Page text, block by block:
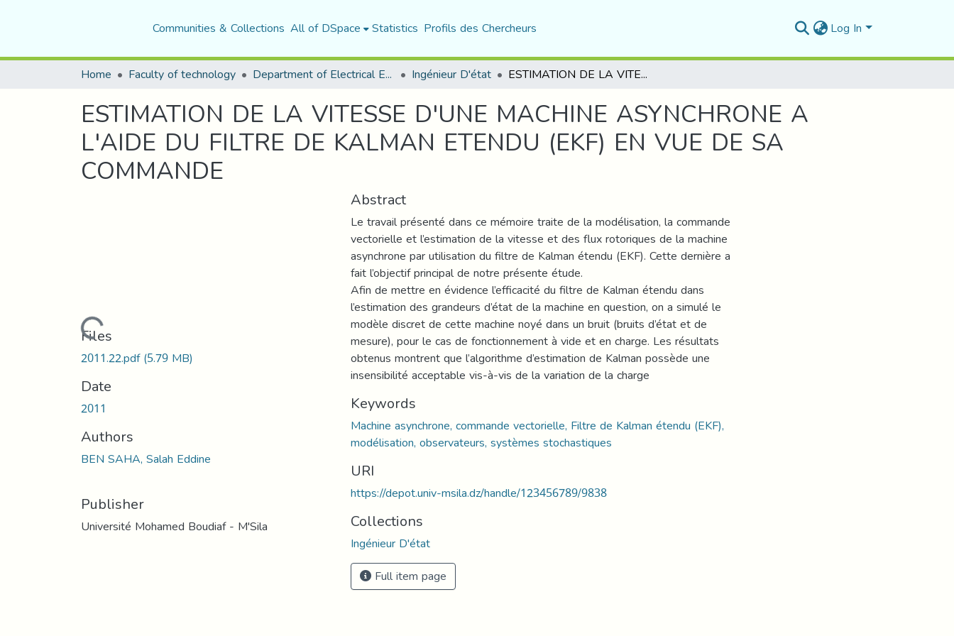
Communities & Collections All of DSpace Statistics Profils des Chercheurs Log In
Home Faculty of technology Department of Electrical Engineering Ingénieur D'état ESTIMATION DE LA VITESSE D'UNE MACHINE ASYNCHRONE A L'AIDE DU FILTRE DE KALMAN ETENDU (EKF) EN VUE DE SA COMMANDE
ESTIMATION DE LA VITESSE D'UNE MACHINE ASYNCHRONE A
L'AIDE DU FILTRE DE KALMAN ETENDU (EKF) EN VUE DE SA
COMMANDE
Loading...
Files
2011.22.pdf(5.79 MB)
Date
2011
Authors
BEN SAHA, Salah Eddine
Publisher
Université Mohamed Boudiaf - M'Sila
Abstract
Le travail présenté dans ce mémoire traite de la modélisation, la commande
vectorielle et l’estimation de la vitesse et des flux rotoriques de la machine
asynchrone par utilisation du filtre de Kalman étendu (EKF). Cette dernière a
fait l’objectif principal de notre présente étude.
Afin de mettre en évidence l’efficacité du filtre de Kalman étendu dans
l’estimation des grandeurs d’état de la machine en question, on a simulé le
modèle discret de cette machine noyé dans un bruit (bruits d’état et de
mesure), pour le cas de fonctionnement à vide et en charge. Les résultats
obtenus montrent que l’algorithme d’estimation de Kalman possède une
insensibilité acceptable vis-à-vis de la variation de la charge
Keywords
Machine asynchrone, commande vectorielle, Filtre de Kalman étendu (EKF),
modélisation, observateurs, systèmes stochastiques
URI
https://depot.univ-msila.dz/handle/123456789/9838
Collections
Ingénieur D'état
Full item page